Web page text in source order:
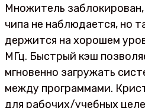
Множитель
чипа не наблюдается, но
держится на хорошем
МГц. Быстрый кэш
мгновенно загружать
между программами.
для рабочих/учебных